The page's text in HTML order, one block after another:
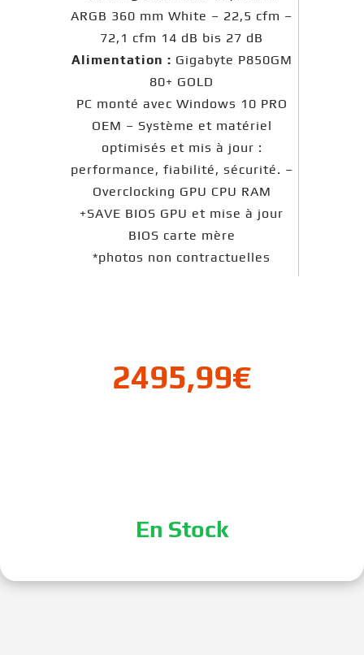
ARGB 360 mm White – 22,5 cfm –
72,1 cfm 14 dB bis 27 dB
Alimentation : Gigabyte P850GM
80+ GOLD
PC monté avec Windows 10 PRO
OEM – Système et matériel
optimisés et mis à jour :
performance, fiabilité, sécurité. –
Overclocking GPU CPU RAM
+SAVE BIOS GPU et mise à jour
BIOS carte mère
*photos non contractuelles
2495,99€
En Stock